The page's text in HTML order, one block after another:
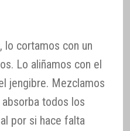
lo cortamos con un
Lo aliñamos con el
jengibre. Mezclamos
todos los
por si hace falta